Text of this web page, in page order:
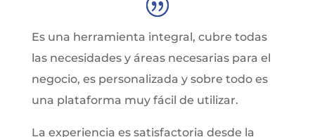
Es una herramienta integral, cubre todas
las necesidades y áreas necesarias para el
negocio, es personalizada y sobre todo es
una plataforma muy fácil de utilizar.
La experiencia es satisfactoria desde la